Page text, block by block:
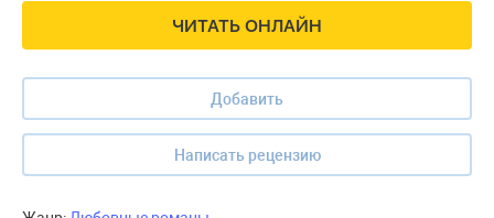
ЧИТАТЬ ОНЛАЙН
Добавить
Написать рецензию